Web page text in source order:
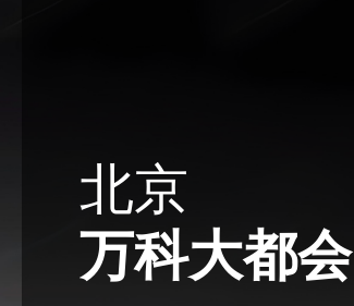
北京
万科大都会